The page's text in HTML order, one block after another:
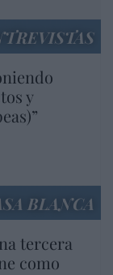
y
BLANCA
tercera
como